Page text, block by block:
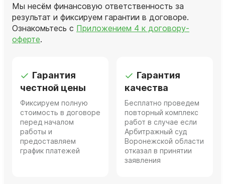
Мы несём финансовую ответственность за
результат и фиксируем гарантии в договоре.
Ознакомьтесь с Приложением 4 к договору-
оферте.
Гарантия
честной цены
Фиксируем полную
стоимость в договоре
перед началом
работы и
предоставляем
график платежей
Гарантия
качества
Бесплатно проведем
повторный комплекс
работ в случае если
Арбитражный суд
Воронежской области
отказал в принятии
заявления